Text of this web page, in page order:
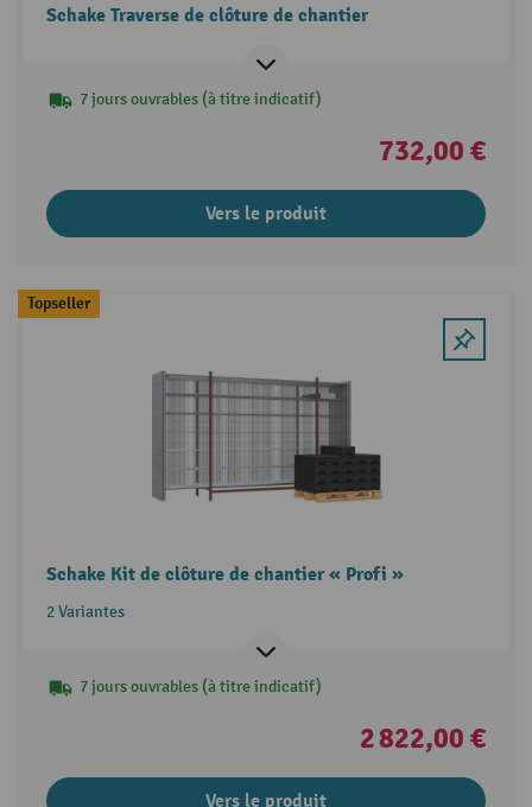
Schake Traverse de clôture de chantier
7 jours ouvrables (à titre indicatif)
732,00 €
Vers le produit
Topseller
Schake Kit de clôture de chantier « Profi »
2 Variantes
7 jours ouvrables (à titre indicatif)
2 822,00 €
Vers le produit